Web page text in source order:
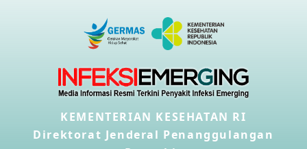
Penyakit virus Hanta di Kapal Pesiar Keberangkatan
Argentina
Penyakit Meningokokus di Vietnam
28 Apr 2026
KEMENTERIAN KESEHATAN RI
Direktorat Jenderal Penanggulangan